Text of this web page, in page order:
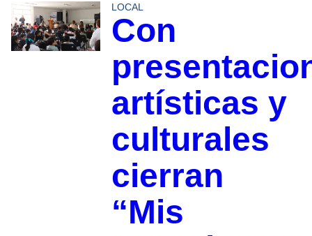
LOCAL
Con
artísticas y
culturales
cierran
“Mis